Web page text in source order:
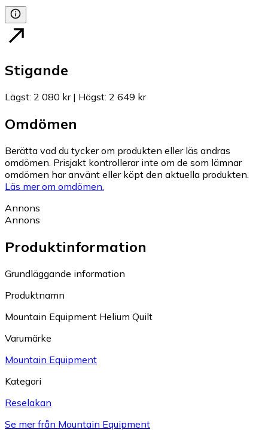
Stigande
Lägst: 2 080 kr| Högst: 2 649 kr
Omdömen
Berätta vad du tycker om produkten eller läs andras
omdömen. Prisjakt kontrollerar inte om de som lämnar
omdömen har använt eller köpt den aktuella produkten.
Läs mer om omdömen.
Annons
Annons
Produktinformation
Grundläggande information
Produktnamn
Mountain Equipment Helium Quilt
Varumärke
Mountain Equipment
Kategori
Reselakan
Se mer från Mountain Equipment